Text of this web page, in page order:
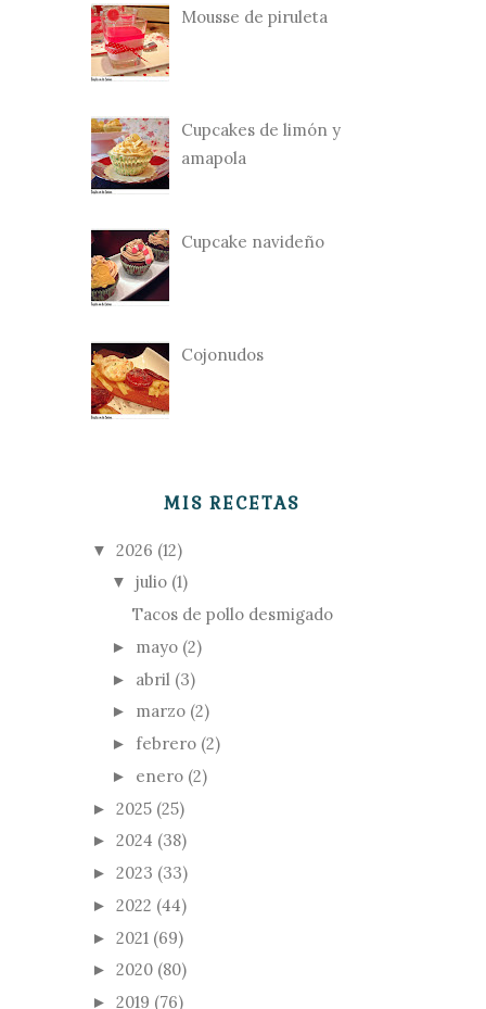
Mousse de piruleta
Cupcakes de limón y
amapola
Cupcake navideño
Cojonudos
MIS RECETAS
▼ 2026 (12)
▼ julio (1)
Tacos de pollo desmigado
► mayo (2)
► abril (3)
► marzo (2)
► febrero (2)
► enero (2)
► 2025 (25)
► 2024 (38)
► 2023 (33)
► 2022 (44)
► 2021 (69)
► 2020 (80)
► 2019 (76)